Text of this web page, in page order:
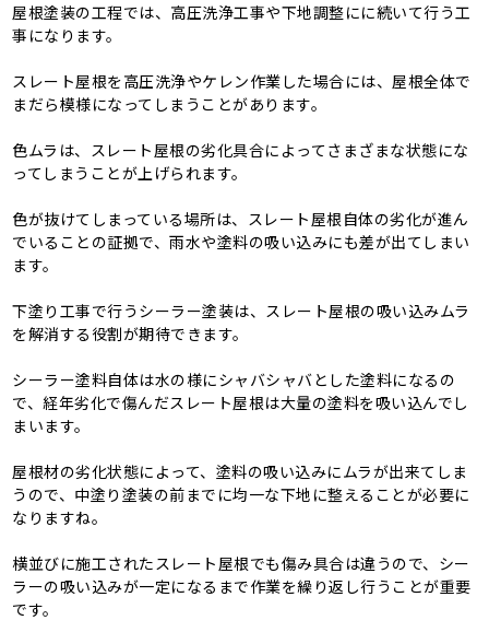
屋根塗装の工程では、高圧洗浄工事や下地調整にに続いて行う工
事になります。
スレート屋根を高圧洗浄やケレン作業した場合には、屋根全体で
まだら模様になってしまうことがあります。
色ムラは、スレート屋根の劣化具合によってさまざまな状態にな
ってしまうことが上げられます。
色が抜けてしまっている場所は、スレート屋根自体の劣化が進ん
でいることの証拠で、雨水や塗料の吸い込みにも差が出てしまい
ます。
下塗り工事で行うシーラー塗装は、スレート屋根の吸い込みムラ
を解消する役割が期待できます。
シーラー塗料自体は水の様にシャバシャバとした塗料になるの
で、経年劣化で傷んだスレート屋根は大量の塗料を吸い込んでし
まいます。
屋根材の劣化状態によって、塗料の吸い込みにムラが出来てしま
うので、中塗り塗装の前までに均一な下地に整えることが必要に
なりますね。
横並びに施工されたスレート屋根でも傷み具合は違うので、シー
ラーの吸い込みが一定になるまで作業を繰り返し行うことが重要
です。